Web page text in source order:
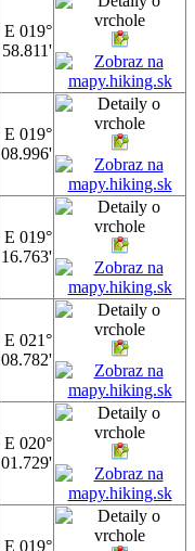
E 019°
58.811'
E 019°
08.996'
E 019°
16.763'
E 021°
08.782'
E 020°
01.729'
E 019°